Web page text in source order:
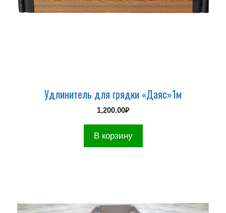
Удлинитель для грядки «Даяс»1м
1,200.00₽
В корзину